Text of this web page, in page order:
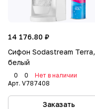
14 176.80 ₽
Сифон Sodastream Terra,
белый
0 0
Нет в наличии
Арт. V787408
Заказать